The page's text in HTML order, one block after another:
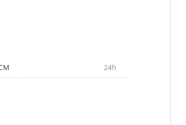
24h